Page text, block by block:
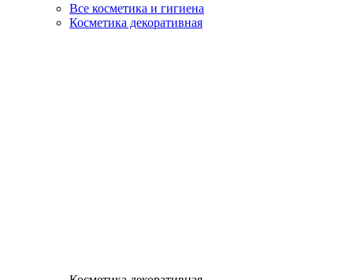
Все косметика и гигиена
Косметика декоративная